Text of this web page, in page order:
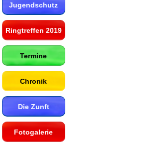
Jugendschutz
Ringtreffen 2019
Termine
Chronik
Die Zunft
Fotogalerie